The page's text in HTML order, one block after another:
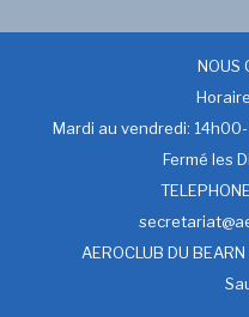
NOUS
Mardi au vendredi: 14h00-
Fermé les
AEROCLUB DU